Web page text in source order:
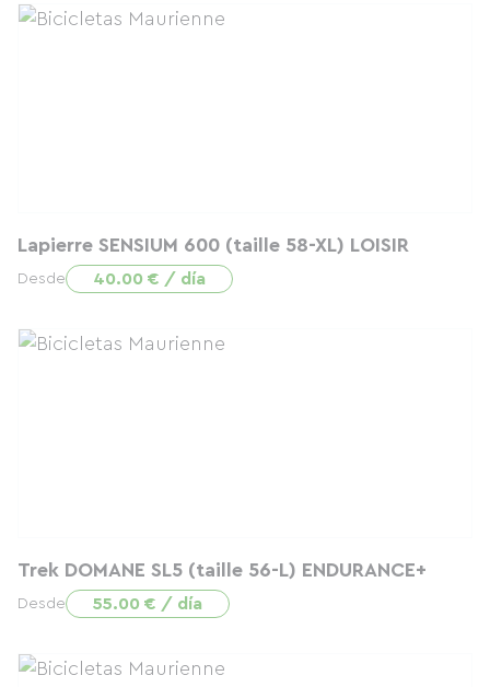
Lapierre SENSIUM 600 (taille 58-XL) LOISIR
Desde 40.00 € / día
Trek DOMANE SL5 (taille 56-L) ENDURANCE+
Desde 55.00 € / día